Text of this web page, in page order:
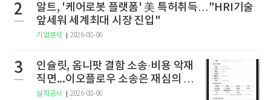
2
알트, '케어로봇 플랫폼' 美 특허취득…"HRI기술
앞세워 세계최대 시장 진입"
기업분석 2026-08-06
3
인슐릿, 옴니팟 결함 소송·비용 악재
직면...이오플로우 소송은 재심의 청
구
실적공시 2026-08-06